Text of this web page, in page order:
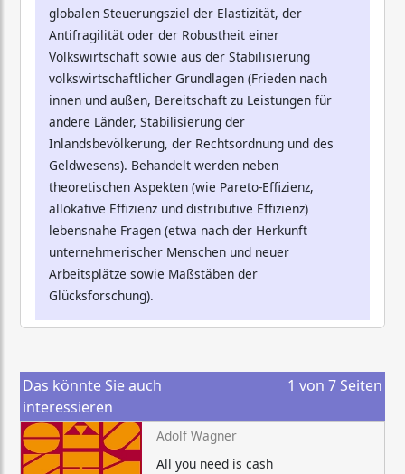
globalen Steuerungsziel der Elastizität, der
Antifragilität oder der Robustheit einer
Volkswirtschaft sowie aus der Stabilisierung
volkswirtschaftlicher Grundlagen (Frieden nach
innen und außen, Bereitschaft zu Leistungen für
andere Länder, Stabilisierung der
Inlandsbevölkerung, der Rechtsordnung und des
Geldwesens). Behandelt werden neben
theoretischen Aspekten (wie Pareto-Effizienz,
allokative Effizienz und distributive Effizienz)
lebensnahe Fragen (etwa nach der Herkunft
unternehmerischer Menschen und neuer
Arbeitsplätze sowie Maßstäben der
Glücksforschung).
Das könnte Sie auch
interessieren
1 von 7 Seiten
Adolf Wagner
All you need is cash